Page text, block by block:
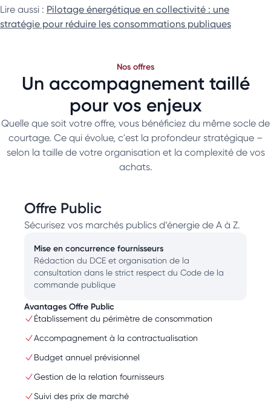
Lire aussi : Pilotage énergétique en collectivité : une
stratégie pour réduire les consommations publiques
Nos offres
Un accompagnement taillé
pour vos enjeux
Quelle que soit votre offre, vous bénéficiez du même socle de
courtage. Ce qui évolue, c'est la profondeur stratégique –
selon la taille de votre organisation et la complexité de vos
achats.
Offre Public
Sécurisez vos marchés publics d’énergie de A à Z.
Mise en concurrence fournisseurs
Rédaction du DCE et organisation de la
consultation dans le strict respect du Code de la
commande publique
Avantages Offre Public
Établissement du périmètre de consommation
Accompagnement à la contractualisation
Budget annuel prévisionnel
Gestion de la relation fournisseurs
Suivi des prix de marché